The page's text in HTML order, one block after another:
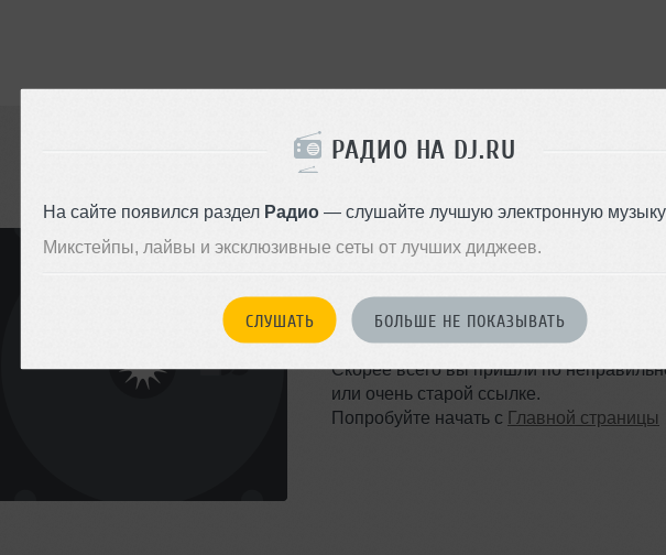
РАДИО НА DJ.RU
На сайте появился раздел Радио— слушайте лучшую электронную
Микстейпы, лайвы и эксклюзивные сеты от лучших диджеев.
СЛУШАТЬ БОЛЬШЕ НЕ ПОКАЗЫВАТЬ
ТАКОЙ СТРАНИЦЫ НЕ
Ошибка 404
Скорее всего вы пришли по
или очень старой ссылке.
Попробуйте начать с Главной страницы